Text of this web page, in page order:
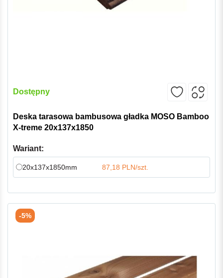
Dostępny
Deska tarasowa bambusowa gładka MOSO Bamboo
X-treme 20x137x1850
Wariant:
20x137x1850mm 87,18 PLN/szt.
-5%